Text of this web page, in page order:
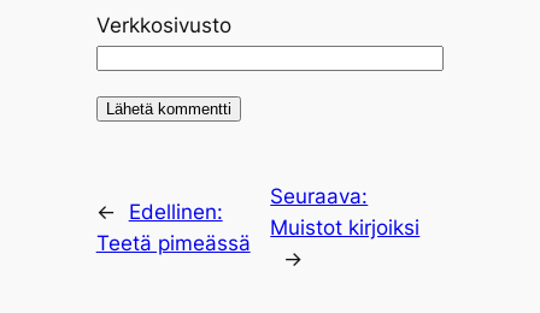
Verkkosivusto
←
Edellinen:
Teetä pimeässä
Seuraava:
Muistot kirjoiksi
→